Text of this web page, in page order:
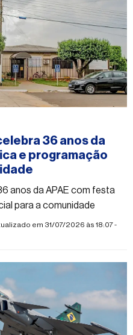
36 anos da
e programação
anos da APAE com festa
para a comunidade
em 31/07/2026 às 18:07 -